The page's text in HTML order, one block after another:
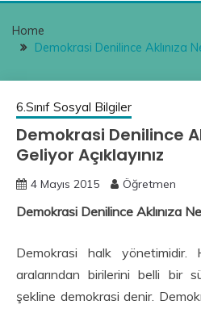
Home
Demokrasi Denilince Aklınıza
6.Sınıf Sosyal Bilgiler
Demokrasi Denilince
Geliyor Açıklayınız
4 Mayıs 2015 Öğretmen
Demokrasi Denilince Aklınıza
Demokrasi halk yönetimidir.
aralarından birilerini belli bir
şekline demokrasi denir.